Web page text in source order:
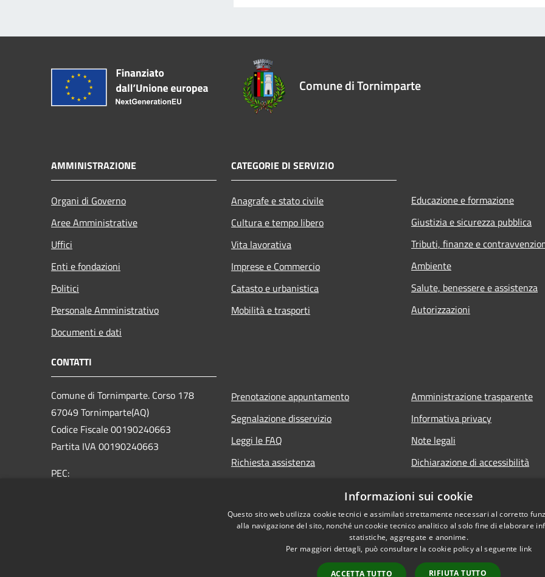
Comune di Tornimparte
AMMINISTRAZIONE
Organi di Governo
Aree Amministrative
Uffici
Enti e fondazioni
Politici
Personale Amministrativo
Documenti e dati
CATEGORIE DI SERVIZIO
Anagrafe e stato civile
Cultura e tempo libero
Vita lavorativa
Imprese e Commercio
Catasto e urbanistica
Mobilità e trasporti
Educazione e formazione
Giustizia e sicurezza pubblica
Tributi, finanze e
Ambiente
Salute, benessere e assistenza
Autorizzazioni
CONTATTI
Comune di Tornimparte. Corso 178
67049 Tornimparte(AQ)
Codice Fiscale 00190240663
Partita IVA 00190240663
PEC:
Prenotazione appuntamento
Segnalazione disservizio
Leggi le FAQ
Richiesta assistenza
Amministrazione trasparente
Informativa privacy
Note legali
Dichiarazione di accessibilità
Informazioni sui cookie
Questo sito web utilizza cookie tecnici e assimilati strettamente necessari al corretto
alla navigazione del sito, nonché un cookie tecnico analitico al solo fine di elaborare
statistiche, aggregate e anonime.
Per maggiori dettagli, può consultare la cookie policy al seguente link
ACCETTA TUTTO RIFIUTA TUTTO